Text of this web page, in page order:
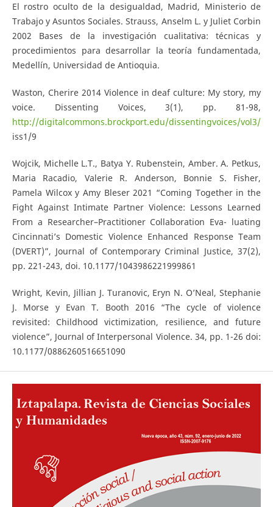
El rostro oculto de la desigualdad, Madrid, Ministerio de
Trabajo y Asuntos Sociales. Strauss, Anselm L. y Juliet Corbin
2002 Bases de la investigación cualitativa: técnicas y
procedimientos para desarrollar la teoría fundamentada,
Medellín, Universidad de Antioquia.
Waston, Cherire 2014 Violence in deaf culture: My story, my
voice. Dissenting Voices, 3(1), pp. 81-98,
http://digitalcommons.brockport.edu/dissentingvoices/vol3/
iss1/9
Wojcik, Michelle L.T., Batya Y. Rubenstein, Amber. A. Petkus,
Maria Racadio, Valerie R. Anderson, Bonnie S. Fisher,
Pamela Wilcox y Amy Bleser 2021 “Coming Together in the
Fight Against Intimate Partner Violence: Lessons Learned
From a Researcher–Practitioner Collaboration Eva- luating
Cincinnati’s Domestic Violence Enhanced Response Team
(DVERT)”, Journal of Contemporary Criminal Justice, 37(2),
pp. 221-243, doi. 10.1177/1043986221999861
Wright, Kevin, Jillian J. Turanovic, Eryn N. O’Neal, Stephanie
J. Morse y Evan T. Booth 2016 “The cycle of violence
revisited: Childhood victimization, resilience, and future
violence”, Journal of Interpersonal Violence. 34, pp. 1-26 doi:
10.1177/0886260516651090